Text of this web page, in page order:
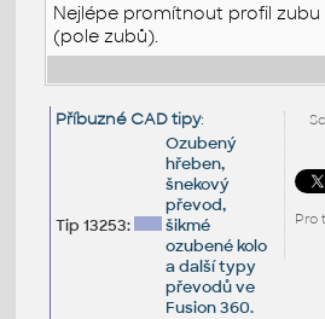
Nejlépe promítnout profil zubu
(pole zubů).
Pro
Příbuzné CAD tipy:
Tip 13253:
Ozubený
hřeben,
šnekový
převod,
šikmé
ozubené kolo
a další typy
převodů ve
Fusion 360.